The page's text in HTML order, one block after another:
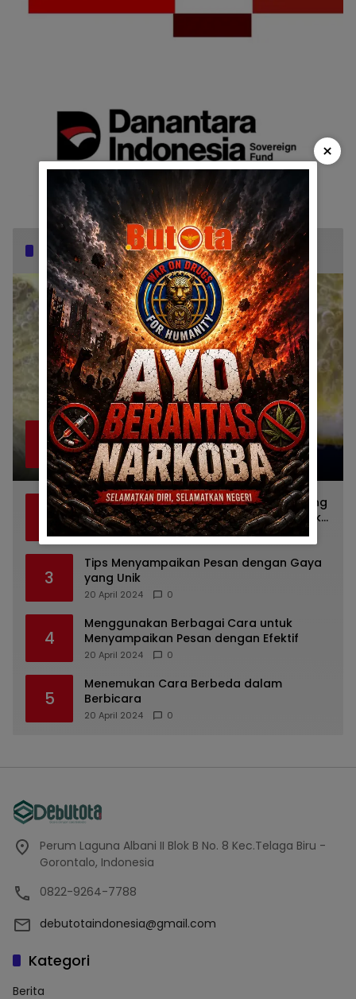
Popular Posts
1
Beberapa Manfaat Infus Water Lemo
Untuk Kesehatan Anda
23 April 2024 1
Menyampaikan Pesan dengan Gaya yang
Berbeda: Tips untuk Bicara yang Menarik
dan Unik
20 April 2024 0
3
Tips Menyampaikan Pesan dengan Gaya
yang Unik
20 April 2024 0
4
Menggunakan Berbagai Cara untuk
Menyampaikan Pesan dengan Efektif
20 April 2024 0
5
Menemukan Cara Berbeda dalam
Berbicara
20 April 2024 0
Perum Laguna Albani II Blok B No. 8 Kec.Telaga Biru -
Gorontalo, Indonesia
0822-9264-7788
debutotaindonesia@gmail.com
Kategori
Berita
×